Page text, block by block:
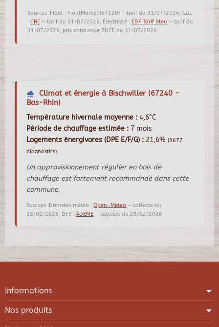
Sources :Fioul : FioulMarket (67120) — tarif du 31/07/2026, Gaz
: CRE — tarif du 31/07/2026, Électricité : EDF Tarif Bleu — tarif du
31/07/2026, prix catalogue BDCE au 31/07/2026
Climat et énergie à Bischwiller (67240 -
Bas-Rhin)
Température hivernale moyenne : 4,6°C
Période de chauffage estimée : 7 mois
Logements énergivores (DPE E/F/G) : 21,6% (3677
diagnostics)
Un approvisionnement régulier en bois de
chauffage est fortement recommandé dans cette
commune.
Sources :Données météo : Open-Meteo — collecte du
28/02/2026, DPE : ADEME — collecte du 28/02/2026
Informations
Nos produits